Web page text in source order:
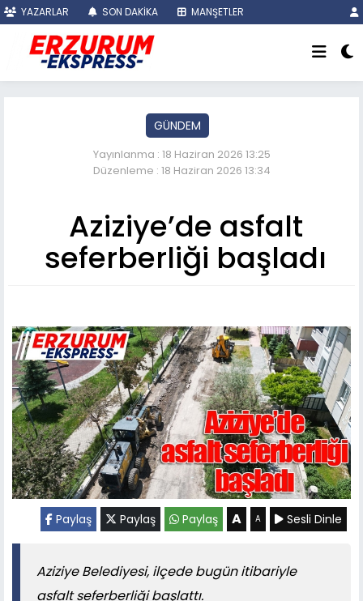
YAZARLAR SON DAKİKA MANŞETLER
GÜNDEM
Yayınlanma : 18 Haziran 2026 13:25
Düzenleme : 18 Haziran 2026 13:34
Aziziye’de asfalt
seferberliği başladı
Paylaş Paylaş Paylaş A A Sesli Dinle
Aziziye Belediyesi, ilçede bugün itibariyle
asfalt seferberliği başlattı.